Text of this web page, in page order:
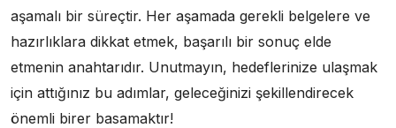
aşamalı bir süreçtir. Her aşamada gerekli belgelere ve
hazırlıklara dikkat etmek, başarılı bir sonuç elde
etmenin anahtarıdır. Unutmayın, hedeflerinize ulaşmak
için attığınız bu adımlar, geleceğinizi şekillendirecek
önemli birer basamaktır!